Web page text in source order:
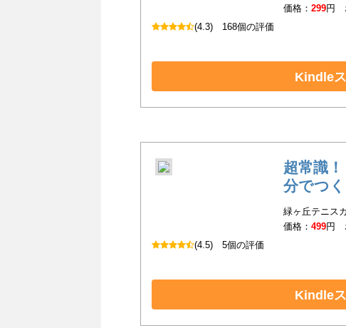
価格：299円
(4.3) 168個の評価
Kindle
超常識
分でつ
緑ヶ丘テニス
価格：499円
(4.5) 5個の評価
Kindle